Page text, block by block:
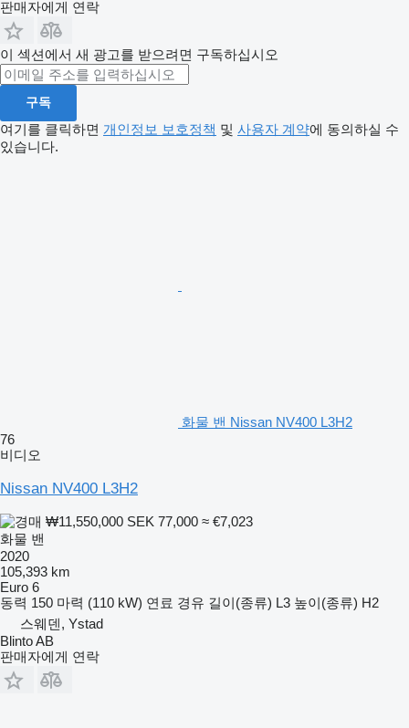
판매자에게 연락
이 섹션에서 새 광고를 받으려면 구독하십시오
구독
여기를 클릭하면 개인정보 보호정책 및 사용자 계약에 동의하실 수
있습니다.
화물 밴 Nissan NV400 L3H2
76
비디오
Nissan NV400 L3H2
₩11,550,000 SEK 77,000 ≈ €7,023
화물 밴
2020
105,393 km
Euro 6
동력 150 마력 (110 kW) 연료 경유 길이(종류) L3 높이(종류) H2
스웨덴, Ystad
Blinto AB
판매자에게 연락